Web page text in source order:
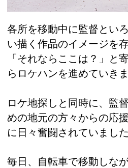
各所を移動中に監督とい
い描く作品のイメージを
「それならここは？」と
らロケハンを進めていきま
ロケ地探しと同時に、監
めの地元の方々からの応
に日々奮闘されていました
毎日、自転車で移動しな